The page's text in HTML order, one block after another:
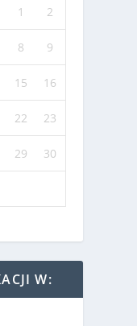
1 2
8 9
15 16
22 23
29 30
W: